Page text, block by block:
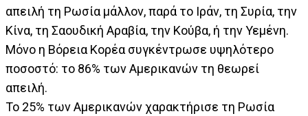
απειλή τη Ρωσία μάλλον, παρά το Ιράν, τη Συρία, την
Κίνα, τη Σαουδική Αραβία, την Κούβα, ή την Υεμένη.
Μόνο η Βόρεια Κορέα συγκέντρωσε υψηλότερο
ποσοστό: το 86% των Αμερικανών τη θεωρεί
απειλή.
Το 25% των Αμερικανών χαρακτήρισε τη Ρωσία